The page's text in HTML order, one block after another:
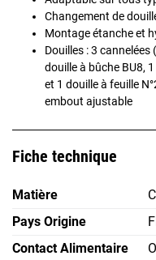
Changement de
Montage étanche et
Douilles : 3 cannelées
douille à bûche BU8,
et 1 douille à feuille
embout ajustable
Fiche technique
Matière
Pays Origine
Contact Alimentaire